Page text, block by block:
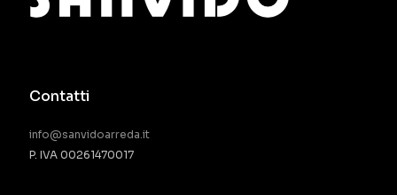
Contatti
info@sanvidoarreda.it
P. IVA 00261470017